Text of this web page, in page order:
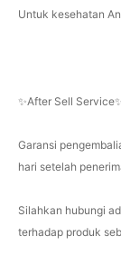
Untuk kesehatan
✨After Sell
Garansi
hari setelah
Silahkan hubungi
terhadap produk